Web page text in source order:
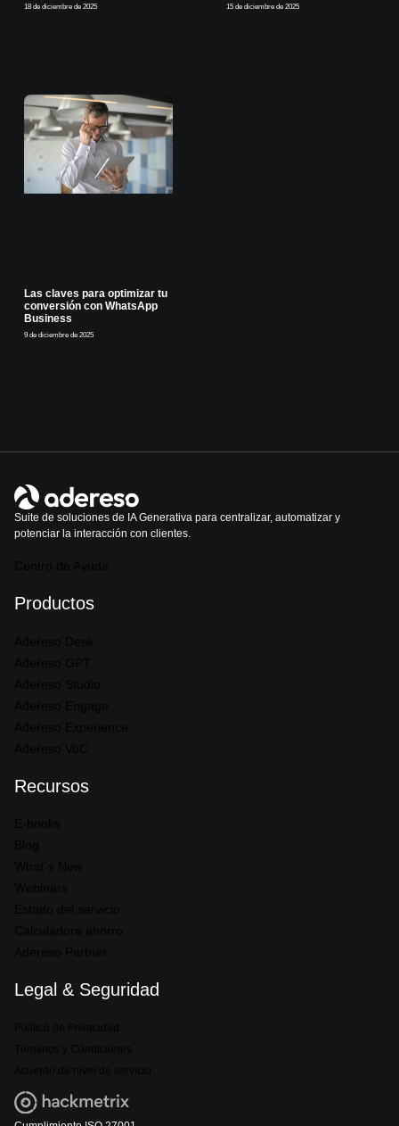
18 de diciembre de 2025 15 de diciembre de 2025
Las claves para optimizar tu
conversión con WhatsApp
Business
9 de diciembre de 2025
Suite de soluciones de IA Generativa para centralizar, automatizar y
potenciar la interacción con clientes.
Productos
Recursos
Legal & Seguridad